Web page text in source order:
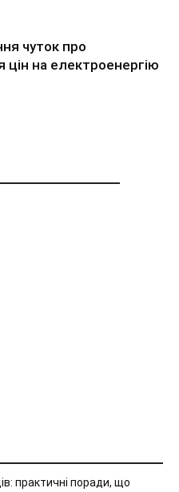
чуток про
цін на електроенергію
практичні поради, що